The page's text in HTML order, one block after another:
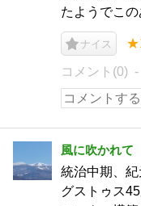
たようでこ
ナイス
コメント(0)
風に吹かれて
統治中期、
グストゥス